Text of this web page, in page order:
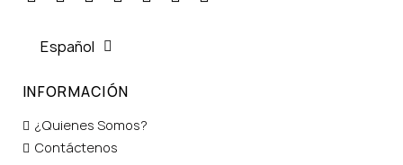
Español
INFORMACIÓN
¿Quienes Somos?
Contáctenos